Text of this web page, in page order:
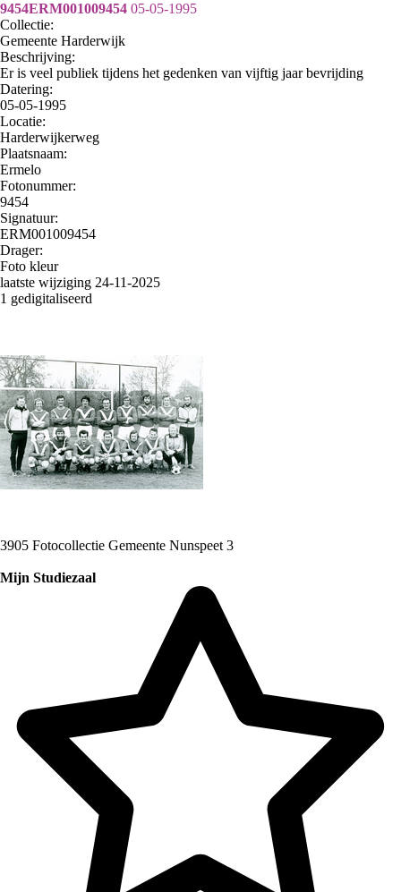
9454ERM001009454 05-05-1995
Collectie:
Gemeente Harderwijk
Beschrijving:
Er is veel publiek tijdens het gedenken van vijftig jaar bevrijding
Datering:
05-05-1995
Locatie:
Harderwijkerweg
Plaatsnaam:
Ermelo
Fotonummer:
9454
Signatuur:
ERM001009454
Drager:
Foto kleur
laatste wijziging 24-11-2025
1 gedigitaliseerd
3905 Fotocollectie Gemeente Nunspeet 3
Mijn Studiezaal